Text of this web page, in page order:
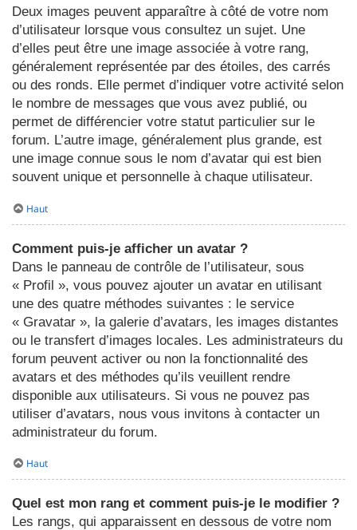
Deux images peuvent apparaître à côté de votre nom
d’utilisateur lorsque vous consultez un sujet. Une
d’elles peut être une image associée à votre rang,
généralement représentée par des étoiles, des carrés
ou des ronds. Elle permet d’indiquer votre activité selon
le nombre de messages que vous avez publié, ou
permet de différencier votre statut particulier sur le
forum. L’autre image, généralement plus grande, est
une image connue sous le nom d’avatar qui est bien
souvent unique et personnelle à chaque utilisateur.
Haut
Comment puis-je afficher un avatar ?
Dans le panneau de contrôle de l’utilisateur, sous
« Profil », vous pouvez ajouter un avatar en utilisant
une des quatre méthodes suivantes : le service
« Gravatar », la galerie d’avatars, les images distantes
ou le transfert d’images locales. Les administrateurs du
forum peuvent activer ou non la fonctionnalité des
avatars et des méthodes qu’ils veuillent rendre
disponible aux utilisateurs. Si vous ne pouvez pas
utiliser d’avatars, nous vous invitons à contacter un
administrateur du forum.
Haut
Quel est mon rang et comment puis-je le modifier ?
Les rangs, qui apparaissent en dessous de votre nom